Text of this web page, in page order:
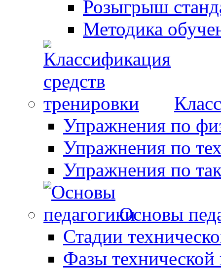
Розыгрыш
Методика
Упражнения по
Упражнения по
Упражнения по
Основы
Стадии
Фазы технической